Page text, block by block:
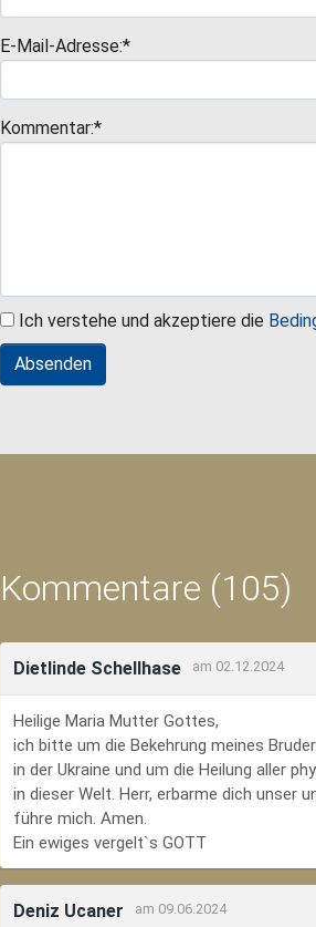
E-Mail-Adresse:*
Kommentar:*
Ich verstehe und akzeptiere die
Kommentare (105)
Dietlinde Schellhase am 02.12.2024
Heilige Maria Mutter Gottes,
ich bitte um die Bekehrung meines
in der Ukraine und um die Heilung aller
in dieser Welt. Herr, erbarme dich unser
führe mich. Amen.
Ein ewiges vergelt`s GOTT
Deniz Ucaner am 09.06.2024